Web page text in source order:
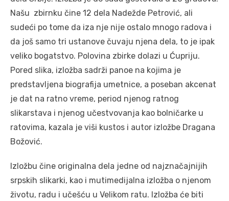
Našu zbirnku čine 12 dela Nadežde Petrović, ali
sudeći po tome da iza nje nije ostalo mnogo radova i
da još samo tri ustanove čuvaju njena dela, to je ipak
veliko bogatstvo. Polovina zbirke dolazi u Ćupriju.
Pored slika, izložba sadrži panoe na kojima je
predstavljena biografija umetnice, a poseban akcenat
je dat na ratno vreme, period njenog ratnog
slikarstava i njenog učestvovanja kao bolničarke u
ratovima, kazala je viši kustos i autor izložbe Dragana
Božović.
Izložbu čine originalna dela jedne od najznačajnijih
srpskih slikarki, kao i mutimedijalna izložba o njenom
životu, radu i učešću u Velikom ratu. Izložba će biti